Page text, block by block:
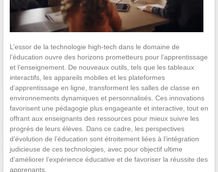
L’essor de la technologie high-tech dans le domaine de
l’éducation ouvre des horizons prometteurs pour l’apprentissage
et l’enseignement. De nouveaux outils, tels que les tableaux
interactifs, les appareils mobiles et les plateformes
d’apprentissage en ligne, transforment les salles de classe en
environnements dynamiques et personnalisés. Ces innovations
favorisent une pédagogie plus engageante et interactive, tout en
offrant aux enseignants des ressources pour mieux suivre les
progrès de leurs élèves. Dans ce cadre, les perspectives
d’évolution de l’éducation sont étroitement liées à l’intégration
judicieuse de ces technologies, avec pour objectif ultime
d’améliorer l’expérience éducative et de favoriser la réussite des
apprenants.